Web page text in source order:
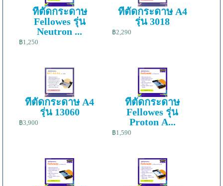
ที่ตัดกระดาษ
Fellowes รุ่น
Neutron ...
฿1,250
ที่ตัดกระดาษ A4
รุ่น 3018
฿2,290
ที่ตัดกระดาษ A4
รุ่น 13060
฿3,900
ที่ตัดกระดาษ
Fellowes รุ่น
Proton A...
฿1,590